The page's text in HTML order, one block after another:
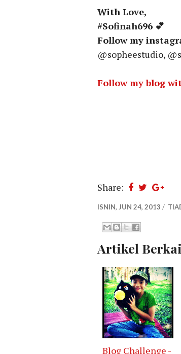
With Love,
#Sofinah696 💕
Follow my
@sopheestudio,
Follow my blog
Share:
ISNIN, JUN 24, 2013 /
Artikel
Blog Challenge -